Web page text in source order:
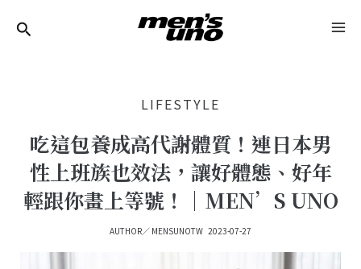
LIFESTYLE
吃這包養成高代謝體質！連日本男
性上班族也效法，讓好體態、好年
輕跟你畫上等號！｜MEN’S UNO
AUTHOR／ MENSUNOTW 2023-07-27
Navigation